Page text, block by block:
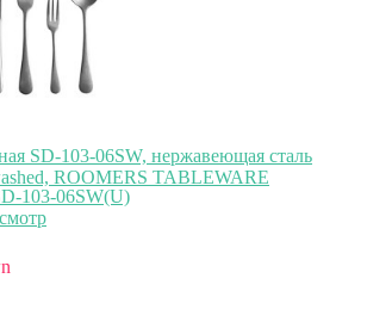
SD-103-06SW, нержавеющая сталь
ROOMERS TABLEWARE
103-06SW(U)